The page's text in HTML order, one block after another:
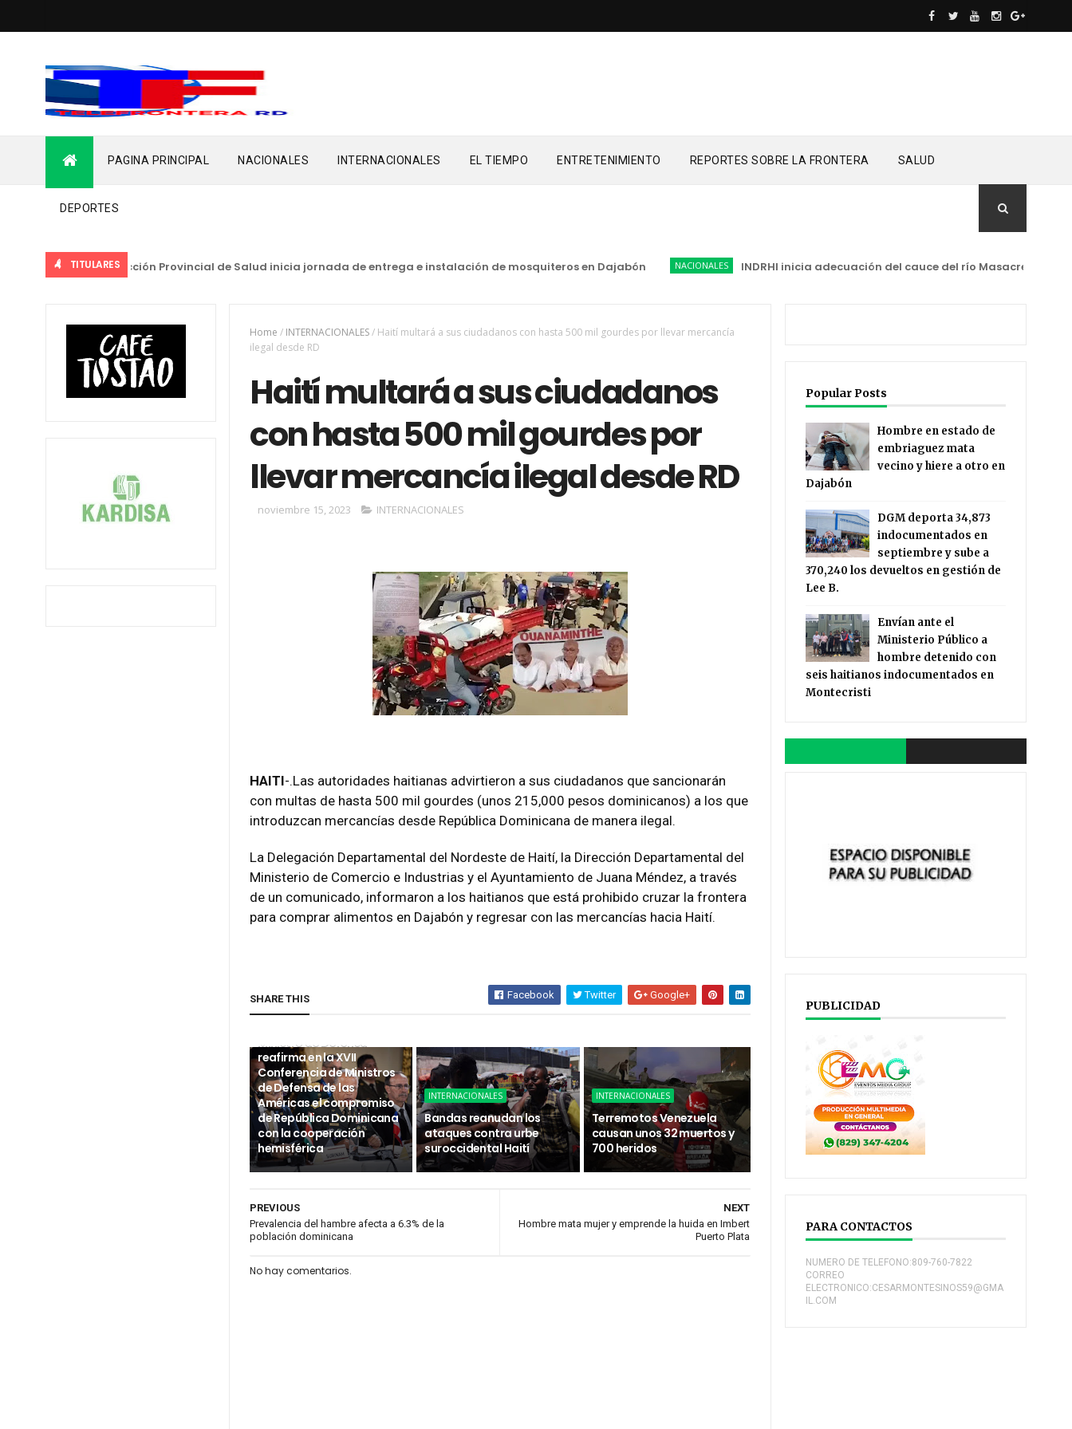
PAGINA PRINCIPAL NACIONALES INTERNACIONALES EL TIEMPO ENTRETENIMIENTO REPORTES SOBRE LA FRONTERA SALUD
DEPORTES
TITULARES
NACIONALES Dirección Provincial de Salud inicia jornada de entrega e instalación de mosquiteros en Dajabón NACIONALES INDRHI inicia adecuación del cauce del río Masacre para
Home / INTERNACIONALES/ Haití multará a sus ciudadanos con hasta 500 mil gourdes por llevar mercancía
ilegal desde RD
Haití multará a sus ciudadanos
con hasta 500 mil gourdes por
llevar mercancía ilegal desde RD
noviembre 15, 2023 INTERNACIONALES
HAITI-.Las autoridades haitianas advirtieron a sus ciudadanos que sancionarán
con multas de hasta 500 mil gourdes (unos 215,000 pesos dominicanos) a los que
introduzcan mercancías desde República Dominicana de manera ilegal.
La Delegación Departamental del Nordeste de Haití, la Dirección Departamental del
Ministerio de Comercio e Industrias y el Ayuntamiento de Juana Méndez, a través
de un comunicado, informaron a los haitianos que está prohibido cruzar la frontera
para comprar alimentos en Dajabón y regresar con las mercancías hacia Haití.
SHARE THIS Facebook Twitter Google+
Ministro de Defensa
reafirma en la XVII
Conferencia de Ministros
de Defensa de las
Américas el compromiso
de República Dominicana
con la cooperación
hemisférica
INTERNACIONALES
Bandas reanudan los
ataques contra urbe
suroccidental Haití
INTERNACIONALES
Terremotos Venezuela
causan unos 32 muertos y
700 heridos
NEXT
Hombre mata mujer y emprende la huida en Imbert
Puerto Plata
PREVIOUS
Prevalencia del hambre afecta a 6.3% de la
población dominicana
No hay comentarios.
Popular Posts
Hombre en estado de
embriaguez mata
vecino y hiere a otro en
Dajabón
DGM deporta 34,873
indocumentados en
septiembre y sube a
370,240 los devueltos en gestión de
Lee B.
Envían ante el
Ministerio Público a
hombre detenido con
seis haitianos indocumentados en
Montecristi
PUBLICIDAD
PARA CONTACTOS
NUMERO DE TELEFONO:809-760-7822
CORREO
ELECTRONICO:CESARMONTESINOS59@GMA
IL.COM